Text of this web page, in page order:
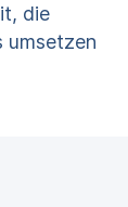
die
umsetzen